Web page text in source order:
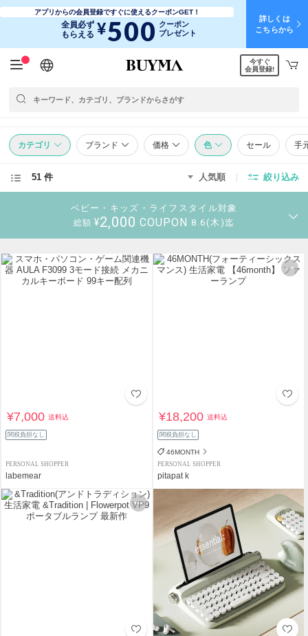
アプリからの会員登録ですぐに使えるクーポンGET！
全員必ず
もらえる ¥500 クーポン
プレゼント
詳しくは
こちらから
日本語
English
简体中文
繁體中文
今すぐ
会員登録!
カテゴリ ブランド 価格 色 セール 手
51 件 人気順 絞り込み
ベビー・キッズ・ライフスタイル対象
総額 ¥2,000 COUPON 8.6(木)迄
¥7,000送料込
関税負担なし
PERSONAL SHOPPER
labemear
¥18,200送料込
関税負担なし
46MONTH
PERSONAL SHOPPER
pitapat k